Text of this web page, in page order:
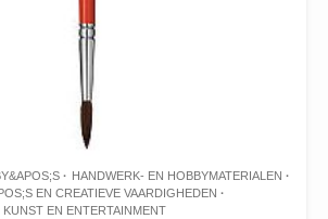
HANDWERK- EN HOBBYMATERIALEN
EN CREATIEVE VAARDIGHEDEN
KUNST EN ENTERTAINMENT